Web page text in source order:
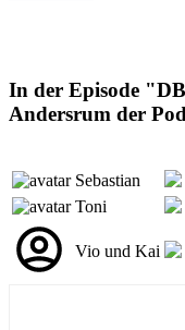
In der Episode
Andersrum der
Sebastian
Toni
Vio und Kai